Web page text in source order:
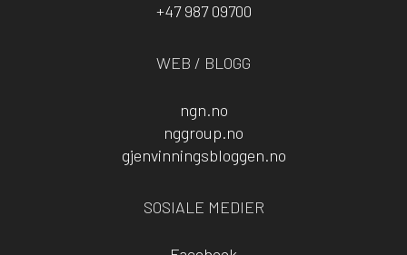
+47 987 09700
WEB / BLOGG
ngn.no
nggroup.no
gjenvinningsbloggen.no
SOSIALE MEDIER